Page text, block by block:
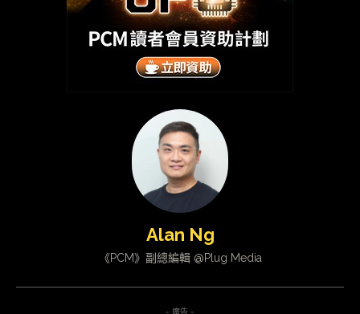
Alan Ng
《PCM》副總編輯 @Plug Media
- 廣告 -